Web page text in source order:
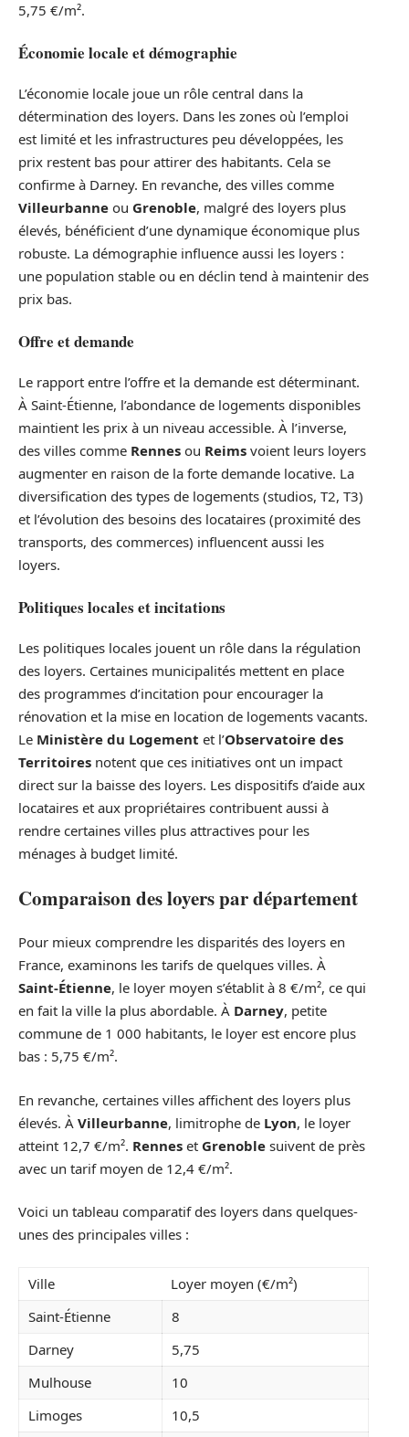
5,75 €/m².
Économie locale et démographie
L’économie locale joue un rôle central dans la
détermination des loyers. Dans les zones où l’emploi
est limité et les infrastructures peu développées, les
prix restent bas pour attirer des habitants. Cela se
confirme à Darney. En revanche, des villes comme
Villeurbanne ou Grenoble, malgré des loyers plus
élevés, bénéficient d’une dynamique économique plus
robuste. La démographie influence aussi les loyers :
une population stable ou en déclin tend à maintenir des
prix bas.
Offre et demande
Le rapport entre l’offre et la demande est déterminant.
À Saint-Étienne, l’abondance de logements disponibles
maintient les prix à un niveau accessible. À l’inverse,
des villes comme Rennes ou Reims voient leurs loyers
augmenter en raison de la forte demande locative. La
diversification des types de logements (studios, T2, T3)
et l’évolution des besoins des locataires (proximité des
transports, des commerces) influencent aussi les
loyers.
Politiques locales et incitations
Les politiques locales jouent un rôle dans la régulation
des loyers. Certaines municipalités mettent en place
des programmes d’incitation pour encourager la
rénovation et la mise en location de logements vacants.
Le Ministère du Logement et l’Observatoire des
Territoires notent que ces initiatives ont un impact
direct sur la baisse des loyers. Les dispositifs d’aide aux
locataires et aux propriétaires contribuent aussi à
rendre certaines villes plus attractives pour les
ménages à budget limité.
Comparaison des loyers par département
Pour mieux comprendre les disparités des loyers en
France, examinons les tarifs de quelques villes. À
Saint-Étienne, le loyer moyen s’établit à 8 €/m², ce qui
en fait la ville la plus abordable. À Darney, petite
commune de 1 000 habitants, le loyer est encore plus
bas : 5,75 €/m².
En revanche, certaines villes affichent des loyers plus
élevés. À Villeurbanne, limitrophe de Lyon, le loyer
atteint 12,7 €/m². Rennes et Grenoble suivent de près
avec un tarif moyen de 12,4 €/m².
Voici un tableau comparatif des loyers dans quelques-
unes des principales villes :
Ville
Loyer moyen (€/m²)
Saint-Étienne
8
Darney
5,75
Mulhouse
10
Limoges
10,5